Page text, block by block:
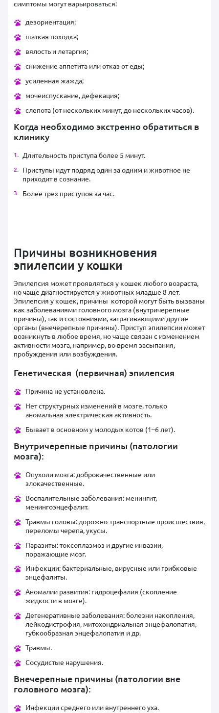
симптомы могут варьироваться:
дезориентация;
шаткая походка;
вялость и летаргия;
снижение аппетита или отказ от еды;
усиленная жажда;
мочеиспускание, дефекация;
слепота (от нескольких минут, до нескольких часов).
Когда необходимо экстренно обратиться в
клинику
Длительность приступа более 5 минут.
Приступы идут подряд один за одним и животное не
приходит в сознание.
Более трех приступов за час.
Причины возникновения
эпилепсии у кошки
Эпилепсия может проявляться у кошек любого возраста,
но чаще диагностируется у животных младше 8 лет.
Эпилепсия у кошек, причины которой могут быть вызваны
как заболеваниями головного мозга (внутричерепные
причины), так и состояниями, затрагивающими другие
органы (внечерепные причины). Приступ эпилепсии может
возникнуть в любое время, но чаще связан с изменением
активности мозга, например, во время засыпания,
пробуждения или возбуждения.
Генетическая (первичная) эпилепсия
Причина не установлена.
Нет структурных изменений в мозге, только
аномальная электрическая активность.
Бывает в основном у молодых котов (1–6 лет).
Внутричерепные причины (патологии
мозга):
Опухоли мозга: доброкачественные или
злокачественные.
Воспалительные заболевания: менингит,
менингоэнцефалит.
Травмы головы: дорожно-транспортные происшествия,
переломы черепа, укусы.
Паразиты: токсоплазмоз и другие инвазии,
поражающие мозг.
Инфекции: бактериальные, вирусные или грибковые
энцефалиты.
Аномалии развития: гидроцефалия (скопление
жидкости в мозге).
Дегенеративные заболевания: болезни накопления,
лейкодистрофия, митохондриальная энцефалопатия,
губкообразная энцефалопатия и др.
Травмы.
Сосудистые нарушения.
Внечерепные причины (патологии вне
головного мозга):
Инфекции среднего или внутреннего уха.